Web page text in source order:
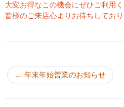
大変お得なこの機会にぜひご利用く
皆様のご来店心よりお待ちしており
← 年末年始営業のお知らせ